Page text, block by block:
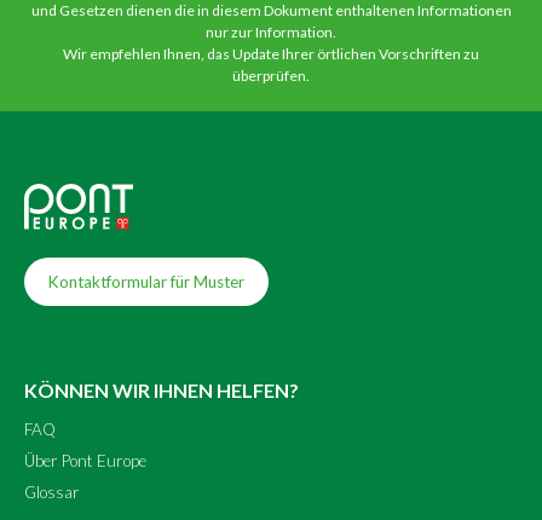
und Gesetzen dienen die in diesem Dokument enthaltenen Informationen
nur zur Information.
Wir empfehlen Ihnen, das Update Ihrer örtlichen Vorschriften zu
überprüfen.
Kontaktformular für Muster
KÖNNEN WIR IHNEN HELFEN?
FAQ
Über Pont Europe
Glossar